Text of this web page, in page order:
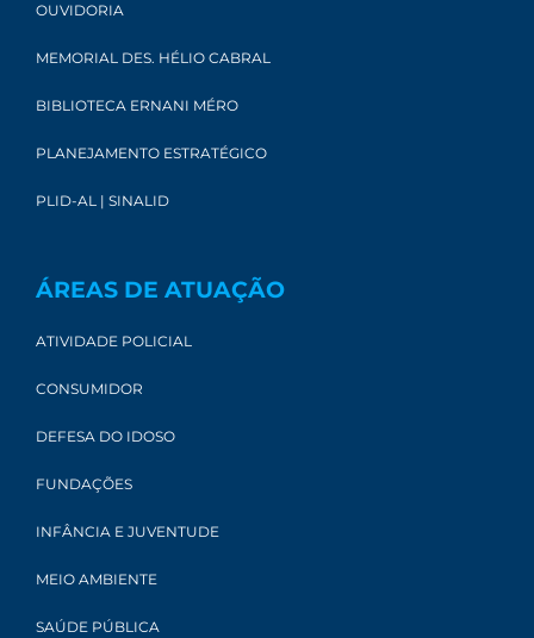
OUVIDORIA
MEMORIAL DES. HÉLIO CABRAL
BIBLIOTECA ERNANI MÉRO
PLANEJAMENTO ESTRATÉGICO
PLID-AL | SINALID
ÁREAS DE ATUAÇÃO
ATIVIDADE POLICIAL
CONSUMIDOR
DEFESA DO IDOSO
FUNDAÇÕES
INFÂNCIA E JUVENTUDE
MEIO AMBIENTE
SAÚDE PÚBLICA